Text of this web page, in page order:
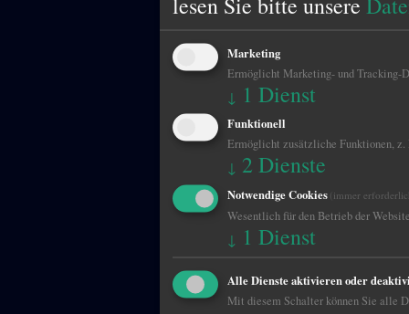
Marketing
Ermöglicht Marketing- und Tracking-
↓ 1 Dienst
Funktionell
Ermöglicht zusätzliche Funktionen, z.
↓ 2 Dienste
Notwendige Cookies (immer
Wesentlich für den Betrieb der
↓ 1 Dienst
Alle Dienste aktivieren oder
Mit diesem Schalter können Sie alle